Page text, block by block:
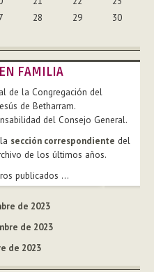
28 29
30
FAMILIA
de la Congregación del
de Betharram.
del Consejo General.
sección correspondiente del
de los últimos años.
publicados ...
de 2023
de 2023
de 2023